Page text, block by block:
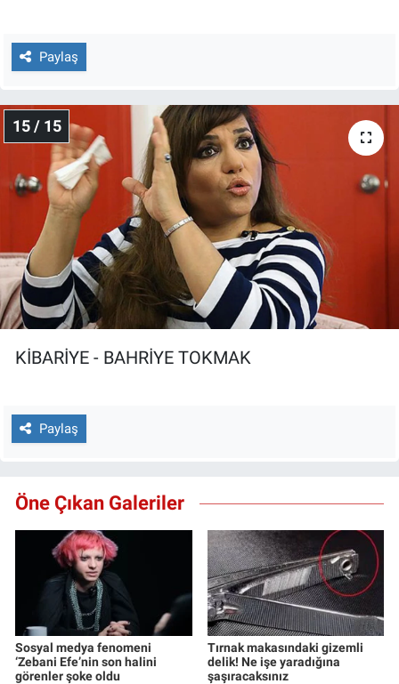
Paylaş
15 / 15
KİBARİYE - BAHRİYE TOKMAK
Paylaş
Öne Çıkan Galeriler
Sosyal medya fenomeni
‘Zebani Efe’nin son halini
görenler şoke oldu
Tırnak makasındaki gizemli
delik! Ne işe yaradığına
şaşıracaksınız